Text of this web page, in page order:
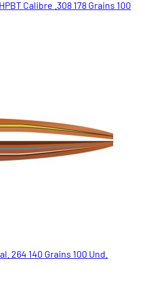
Calibre .308 178 Grains 100
264 140 Grains 100 Und.